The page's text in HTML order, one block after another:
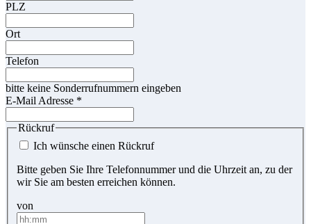
PLZ
Ort
Telefon
bitte keine Sonderrufnummern eingeben
E-Mail Adresse *
Rückruf
Ich wünsche einen Rückruf
Bitte geben Sie Ihre Telefonnummer und die Uhrzeit an, zu der
wir Sie am besten erreichen können.
von